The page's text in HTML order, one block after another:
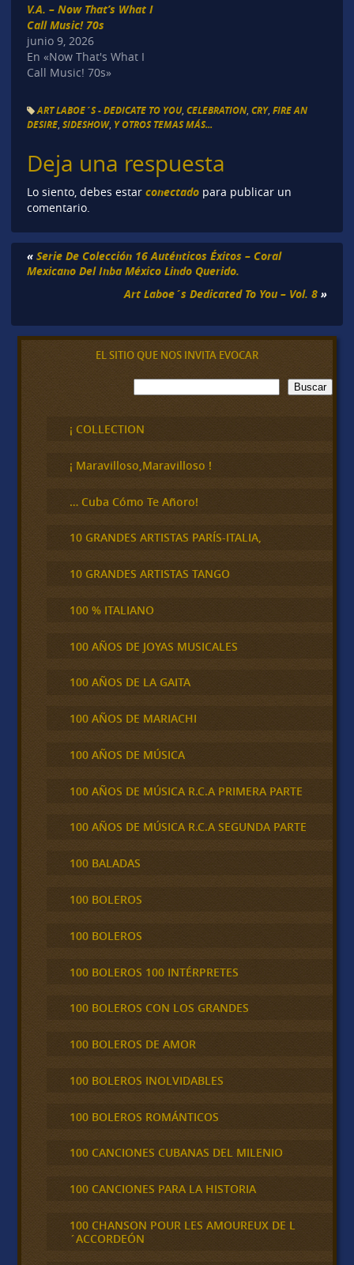
V.A. – Now That’s What I
Call Music! 70s
junio 9, 2026
En «Now That's What I
Call Music! 70s»
ART LABOE´S - DEDICATE TO YOU, CELEBRATION, CRY, FIRE AN
DESIRE, SIDESHOW, Y OTROS TEMAS MÁS...
Deja una respuesta
Lo siento, debes estar conectadopara publicar un
comentario.
« Serie De Colección 16 Auténticos Éxitos – Coral
Mexicano Del Inba México Lindo Querido.
Art Laboe´s Dedicated To You – Vol. 8 »
EL SITIO QUE NOS INVITA EVOCAR
B
u
c
a
Buscar
¡ COLLECTION
¡ Maravilloso,Maravilloso !
… Cuba Cómo Te Añoro!
10 GRANDES ARTISTAS PARÍS-ITALIA,
10 GRANDES ARTISTAS TANGO
100 % ITALIANO
100 AÑOS DE JOYAS MUSICALES
100 AÑOS DE LA GAITA
100 AÑOS DE MARIACHI
100 AÑOS DE MÚSICA
100 AÑOS DE MÚSICA R.C.A PRIMERA PARTE
100 AÑOS DE MÚSICA R.C.A SEGUNDA PARTE
100 BALADAS
100 BOLEROS
100 BOLEROS
100 BOLEROS 100 INTÉRPRETES
100 BOLEROS CON LOS GRANDES
100 BOLEROS DE AMOR
100 BOLEROS INOLVIDABLES
100 BOLEROS ROMÁNTICOS
100 CANCIONES CUBANAS DEL MILENIO
100 CANCIONES PARA LA HISTORIA
100 CHANSON POUR LES AMOUREUX DE L
´ACCORDEÓN